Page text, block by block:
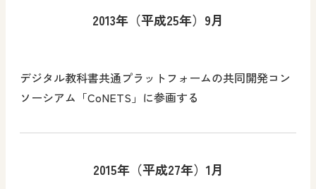
2013年（平成25年）9月
デジタル教科書共通プラットフォームの共同開発コン
ソーシアム「CoNETS」に参画する
2015年（平成27年）1月